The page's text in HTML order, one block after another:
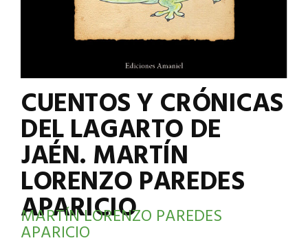
CUENTOS Y CRÓNICAS
DEL LAGARTO DE
JAÉN. MARTÍN
LORENZO PAREDES
APARICIO
MARTÍN LORENZO PAREDES
APARICIO